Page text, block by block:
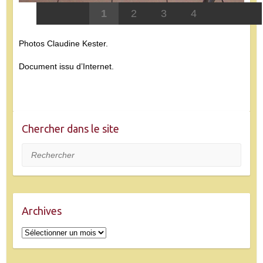
1 2 3 4
Photos Claudine Kester.
Document issu d’Internet.
Chercher dans le site
Rechercher
Archives
Archives